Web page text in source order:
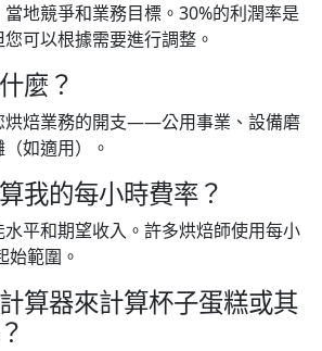
地競爭和業務目標。30%的利潤率是
可以根據需要進行調整。
麼？
烘焙業務的開支——公用事業、設備磨
如適用）。
我的每小時費率？
平和期望收入。許多烘焙師使用每小
始範圍。
算器來計算杯子蛋糕或其